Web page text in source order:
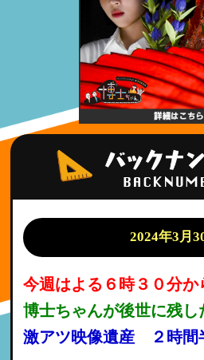
2024年3月
今週はよる６時３０分か
博士ちゃんが後世に残し
激アツ映像遺産 ２時間